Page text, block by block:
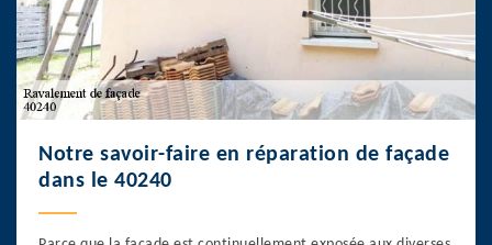
Notre savoir-faire en réparation de façade
dans le 40240